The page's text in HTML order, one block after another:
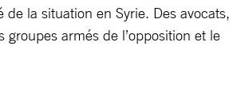
la situation en Syrie. Des avocats,
armés de l’opposition et le